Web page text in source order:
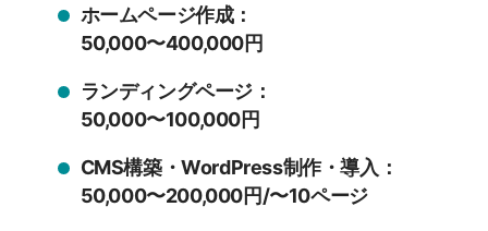
ホームページ作成：
50,000〜400,000円
ランディングページ：
50,000〜100,000円
CMS構築・WordPress制作・導入：
50,000〜200,000円/〜10ページ